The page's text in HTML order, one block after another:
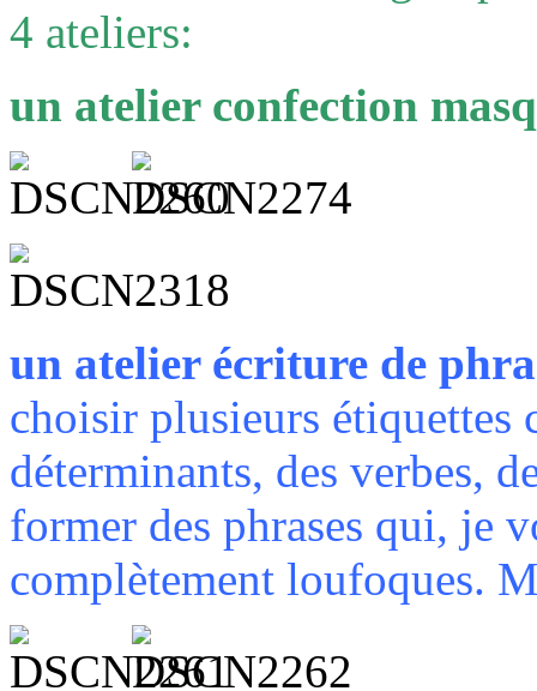
4 ateliers:
un atelier confection
un atelier écriture de
choisir plusieurs étiquettes
déterminants, des verbes,
former des phrases qui, je
complètement loufoques.